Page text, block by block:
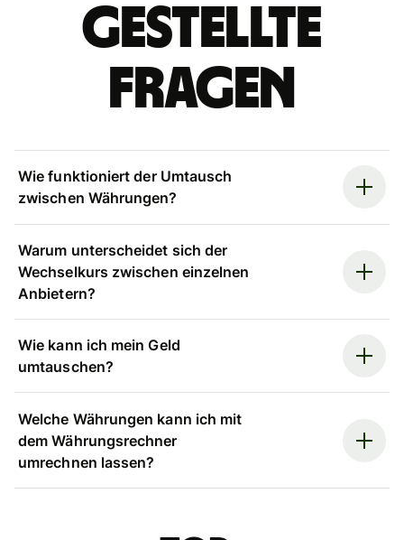
gestellte
Fragen
Wie funktioniert der Umtausch
zwischen Währungen?
Warum unterscheidet sich der
Wechselkurs zwischen einzelnen
Anbietern?
Wie kann ich mein Geld
umtauschen?
Welche Währungen kann ich mit
dem Währungsrechner
umrechnen lassen?